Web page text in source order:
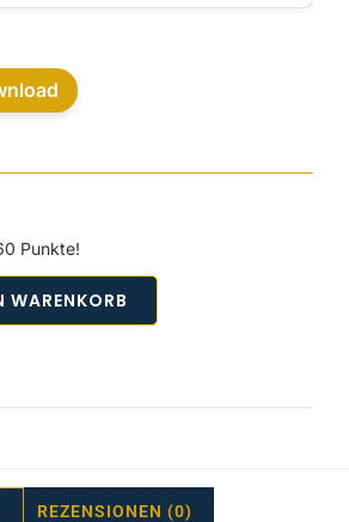
Punkte!
WARENKORB
REZENSIONEN (0)